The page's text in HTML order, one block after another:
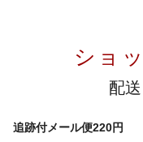
ショ
配
追跡付メール便220円